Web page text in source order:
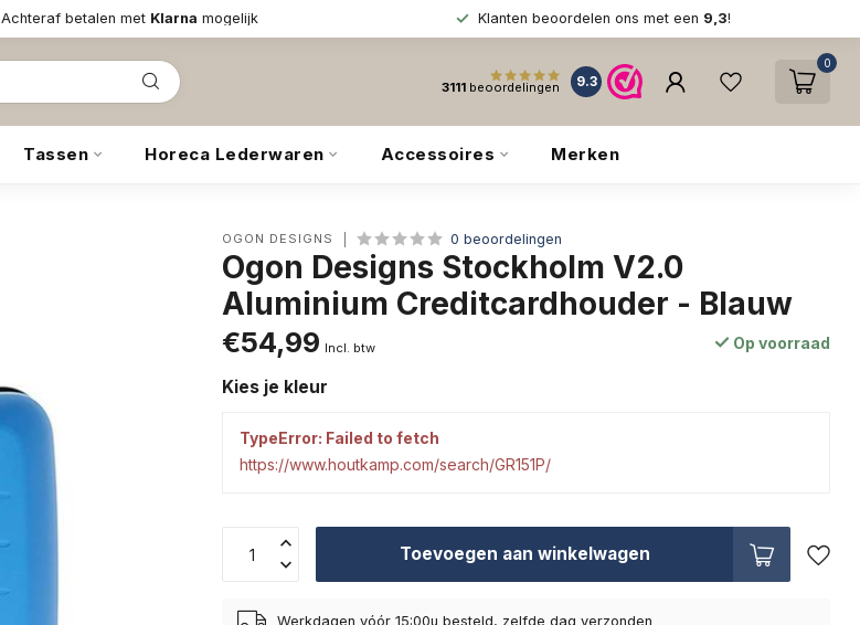
Achteraf betalen met Klarna mogelijk Klanten beoordelen ons met een 9,3!
3111 beoordelingen 9.3
0
Tassen Horeca Lederwaren Accessoires Merken
OGON DESIGNS 0 beoordelingen
Ogon Designs Stockholm V2.0
Aluminium Creditcardhouder - Blauw
€54,99 Incl. btw Op voorraad
Kies je kleur
TypeError: Failed to fetch
https://www.houtkamp.com/search/GR151P/
Toevoegen aan winkelwagen
Werkdagen vóór 15:00u besteld, zelfde dag verzonden